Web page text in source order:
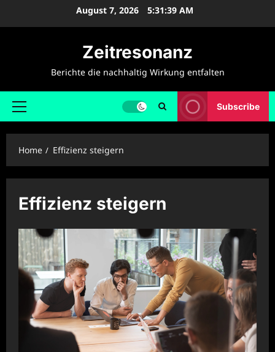
August 7, 2026 5:31:39 AM
Zeitresonanz
Berichte die nachhaltig Wirkung entfalten
Primary
Subscribe
Home Effizienz steigern
Effizienz steigern